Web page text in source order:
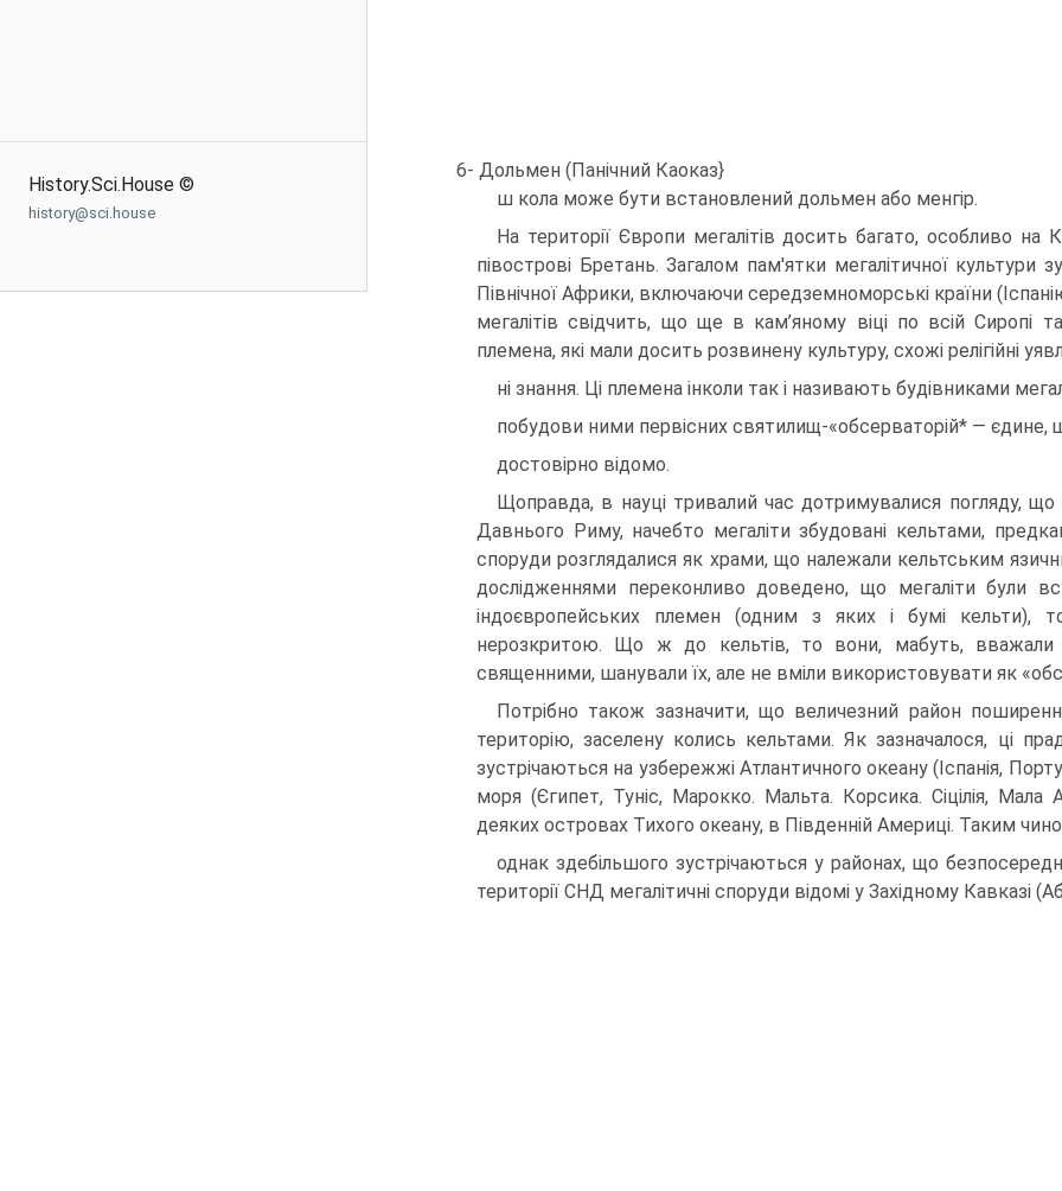
History.Sci.House ©
history@sci.house
6- Дольмен (Панічний Каоказ}
ш кола може бути встановлений доль­мен або менгір.
На території Європи мегалітів досить багато, особливо на
півострові Бретань. Загалом пам'ятки мегалітичної культури
Пів­нічної Африки, включаючи середземно­морські країни
мега­літів свідчить, що ще в кам’яному віці по всій Сиропі
племена, які мали досить розвинену культуру, схожі релігійні
ні знання. Ці племена інколи так і називають будівниками
побудови ними первісних святилищ-«обсерваторій* — єдине,
достовірно відомо.
Щоправда, в науці тривалий час дотримувалися погляду, що
Давнього Риму, начебто мегаліти збудовані кельта­ми,
споруди розглядалися як храми, що належали кельтським
дослідженнями переконливо доведено, що мегаліти були
індоєвропейських племен (одним з яких і бумі кель­ти),
нерозкритою. Що ж до кельтів, то вони, мабуть, вважали
священними, шанували їх, але не вміли використовувати як
Потрібно також зазначити, що величезний район
територію, заселену колись кельтами. Як зазнача­лося, ці
зустрічаються на узбе­режжі Атлантичного океану (Іспанія,
моря (Єгипет, Туніс, Марокко. Мальта. Корсика. Сіцілія, Мала
деяких островах Тихого океану, в Південній Америці. Таким
однак здебільшого зустрічаються у районах, що
території СНД мегалітичні споруди відомі у Захід­ному Кавказі